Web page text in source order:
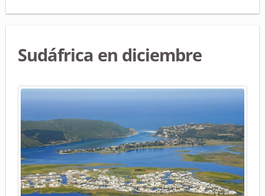
Sudáfrica en diciembre